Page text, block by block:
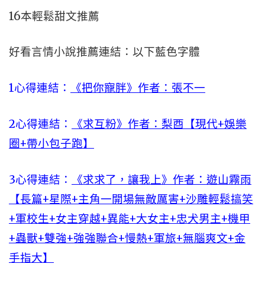
16本輕鬆甜文推薦
好看言情小說推薦連結：以下藍色字體
1心得連結： 《把你寵胖》作者：張不一
2心得連結：
《求互粉》作者：梨酉【現代+娛樂
圈+帶小包子跑】
3心得連結：
《求求了，讓我上》作者：遊山霧雨
【長篇+星際+主角一開場無敵厲害+沙雕輕鬆搞笑
+軍校生+女主穿越+異能+大女主+忠犬男主+機甲
+蟲獸+雙強+強強聯合+慢熱+軍旅+無腦爽文+金
手指大】